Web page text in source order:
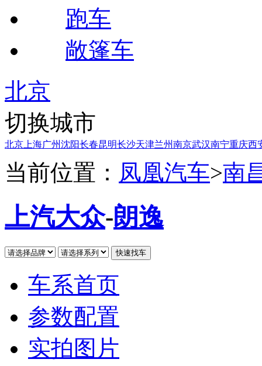
跑车
敞篷车
北京
切换城市
北京 上海广州沈阳长春昆明长沙天津兰州南京武汉南宁重庆西
当前位置： 凤凰汽车>南
上汽大众-朗逸
车系首页
参数配置
实拍图片